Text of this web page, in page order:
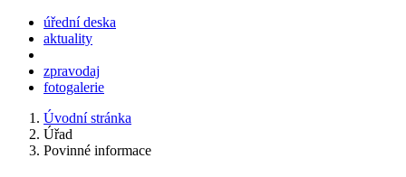
úřední deska
aktuality
zpravodaj
fotogalerie
Úvodní stránka
Úřad
Povinné informace